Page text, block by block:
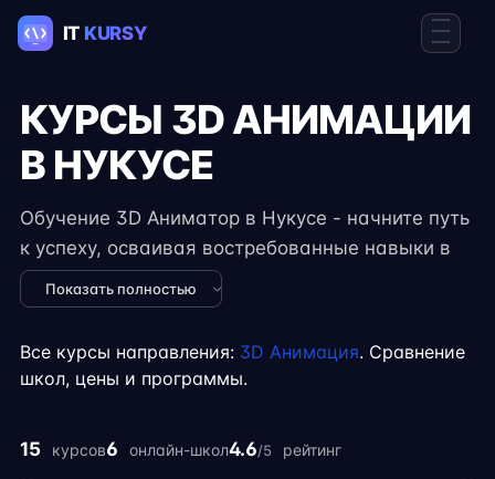
КУРСЫ 3D АНИМАЦИИ
В НУКУСЕ
Обучение 3D Аниматор в Нукусе - начните путь
к успеху, осваивая востребованные навыки в
IT. Курсы подходят для новичков и
специалистов с опытом, включают
консультации экспертов. Гибкий формат
фрилансе.
Показать полностью
Все курсы направления: 3D Анимация. Сравнение
школ, цены и программы.
15 курсов6 онлайн-школ4.6/5 рейтинг